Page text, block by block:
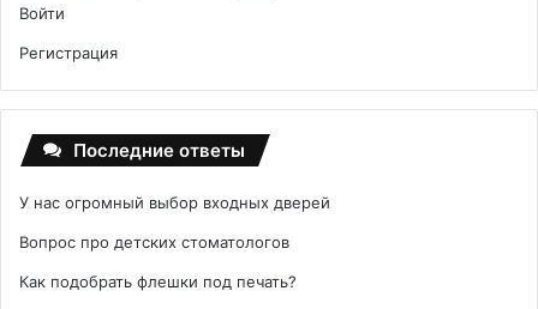
Войти
Регистрация
Последние ответы
У нас огромный выбор входных дверей
Вопрос про детских стоматологов
Как подобрать флешки под печать?